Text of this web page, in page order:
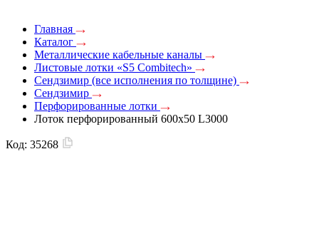
Главная
Каталог
Металлические кабельные каналы
Листовые лотки «S5 Combitech»
Сендзимир (все исполнения по толщине)
Сендзимир
Перфорированные лотки
Лоток перфорированный 600х50 L3000
Код: 35268